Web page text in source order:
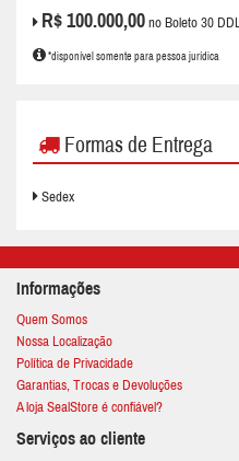
R$ 100.000,00 no Boleto 30
*disponível somente para pessoa jurídica
Formas de Entrega
Sedex
Informações
Quem Somos
Nossa Localização
Política de Privacidade
Garantias, Trocas e Devoluções
A loja SealStore é confiável?
Serviços ao cliente